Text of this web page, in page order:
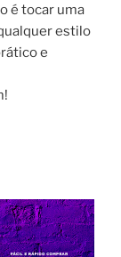
é tocar uma
estilo
e